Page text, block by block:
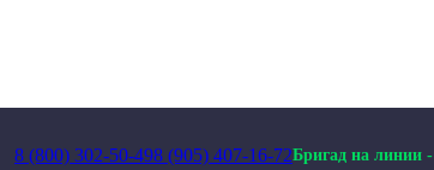
8 (800) 302-50-498 (905) 407-16-72Бригад на линии -